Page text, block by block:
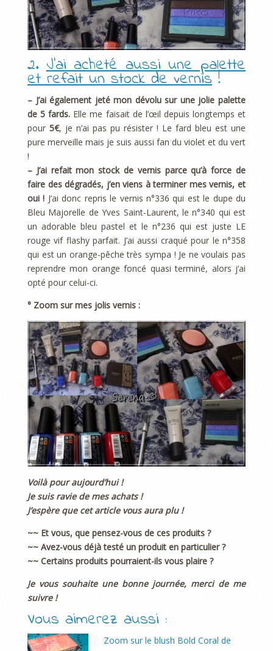
2.J’ai acheté aussi une palette
et refait un stock de vernis!
– J’ai également jeté mon dévolu sur une jolie palette
de 5 fards. Elle me faisait de l’œil depuis longtemps et
pour 5€, je n’ai pas pu résister ! Le fard bleu est une
pure merveille mais je suis aussi fan du violet et du vert
!
– J’ai refait mon stock de vernis parce qu’à force de
faire des dégradés, j’en viens à terminer mes vernis, et
oui ! J’ai donc repris le vernis n°336 qui est le dupe du
Bleu Majorelle de Yves Saint-Laurent, le n°340 qui est
un adorable bleu pastel et le n°236 qui est juste LE
rouge vif flashy parfait. J’ai aussi craqué pour le n°358
qui est un orange-pêche très sympa ! Je ne voulais pas
reprendre mon orange foncé quasi terminé, alors j’ai
opté pour celui-ci.
° Zoom sur mes jolis vernis :
Voilà pour aujourd’hui !
Je suis ravie de mes achats !
J’espère que cet article vous aura plu !
~~ Et vous, que pensez-vous de ces produits ?
~~ Avez-vous déjà testé un produit en particulier ?
~~ Certains produits pourraient-ils vous plaire ?
Je vous souhaite une bonne journée, merci de me
suivre !
Vous aimerez aussi :
Zoom sur le blush Bold Coral de